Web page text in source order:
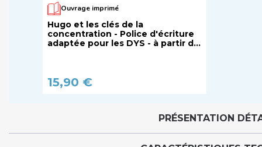
Ouvrage imprimé
Hugo et les clés de la
concentration - Police d'écriture
adaptée pour les DYS - à partir de
15,90 €
PRÉSENTATION